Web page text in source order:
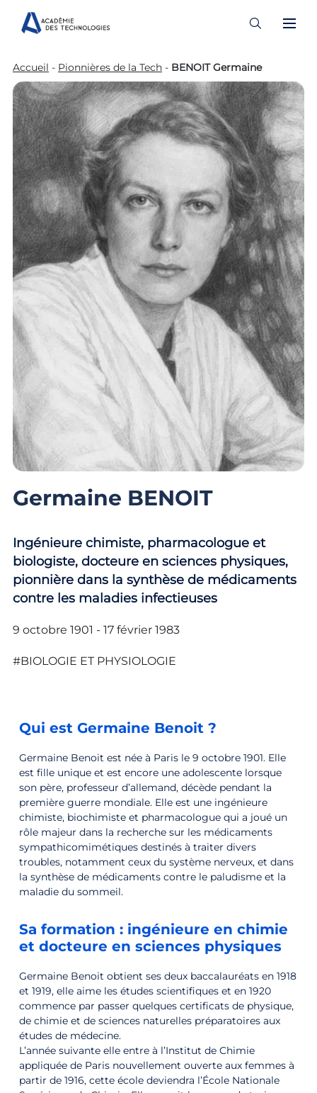
content
Accueil - Pionnières de la Tech - BENOIT Germaine
Germaine BENOIT
Ingénieure chimiste, pharmacologue et
biologiste, docteure en sciences physiques,
pionnière dans la synthèse de médicaments
contre les maladies infectieuses
9 octobre 1901 - 17 février 1983
#BIOLOGIE ET PHYSIOLOGIE
Qui est Germaine Benoit ?
Germaine Benoit est née à Paris le 9 octobre 1901. Elle
est fille unique et est encore une adolescente lorsque
son père, professeur d’allemand, décède pendant la
première guerre mondiale. Elle est une ingénieure
chimiste, biochimiste et pharmacologue qui a joué un
rôle majeur dans la recherche sur les médicaments
sympathicomimétiques destinés à traiter divers
troubles, notamment ceux du système nerveux, et dans
la synthèse de médicaments contre le paludisme et la
maladie du sommeil.
Sa formation : ingénieure en chimie
et docteure en sciences physiques
Germaine Benoit obtient ses deux baccalauréats en 1918
et 1919, elle aime les études scientifiques et en 1920
commence par passer quelques certificats de physique,
de chimie et de sciences naturelles préparatoires aux
études de médecine.
L’année suivante elle entre à l’Institut de Chimie
appliquée de Paris nouvellement ouverte aux femmes à
partir de 1916, cette école deviendra l’École Nationale